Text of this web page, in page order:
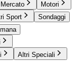
Mercato
Motori
Sport
Sondaggi
Altri Speciali